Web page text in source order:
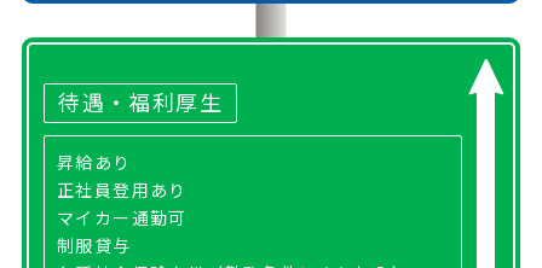
待遇・福利厚生
昇給あり
正社員登用あり
マイカー通勤可
制服貸与